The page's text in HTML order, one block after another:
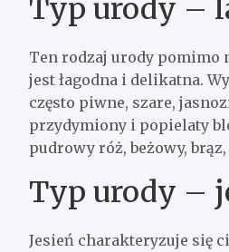
Typ urody –
Ten rodzaj urody pomimo
jest łagodna i delikatna.
często piwne, szare,
przydymiony i popielaty
pudrowy róż, beżowy,
Typ urody –
Jesień charakteryzuje się